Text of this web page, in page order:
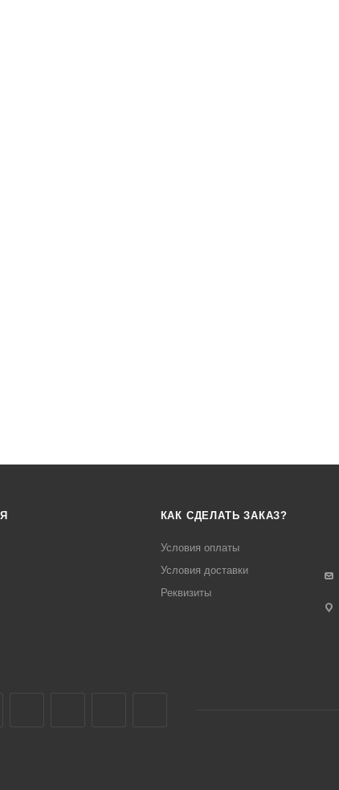
КАК СДЕЛАТЬ ЗАКАЗ?
Условия оплаты
Условия доставки
Реквизиты